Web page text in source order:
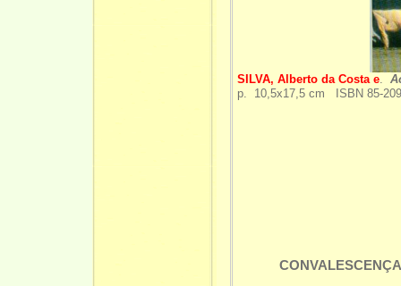
SILVA, Alberto da Costa e.
p. 10,5x17,5 cm ISBN 85-